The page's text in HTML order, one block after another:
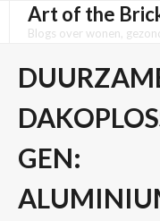
Art of the
Blogs over wonen,
GEN: